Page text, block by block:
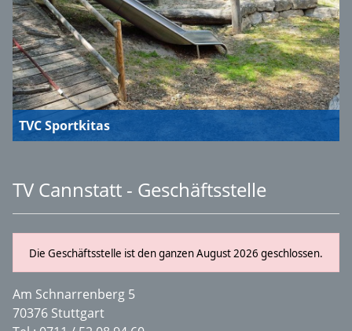
TVC Sportkitas
TV Cannstatt - Geschäftsstelle
Die Geschäftsstelle ist den ganzen August 2026 geschlossen.
Am Schnarrenberg 5
70376 Stuttgart